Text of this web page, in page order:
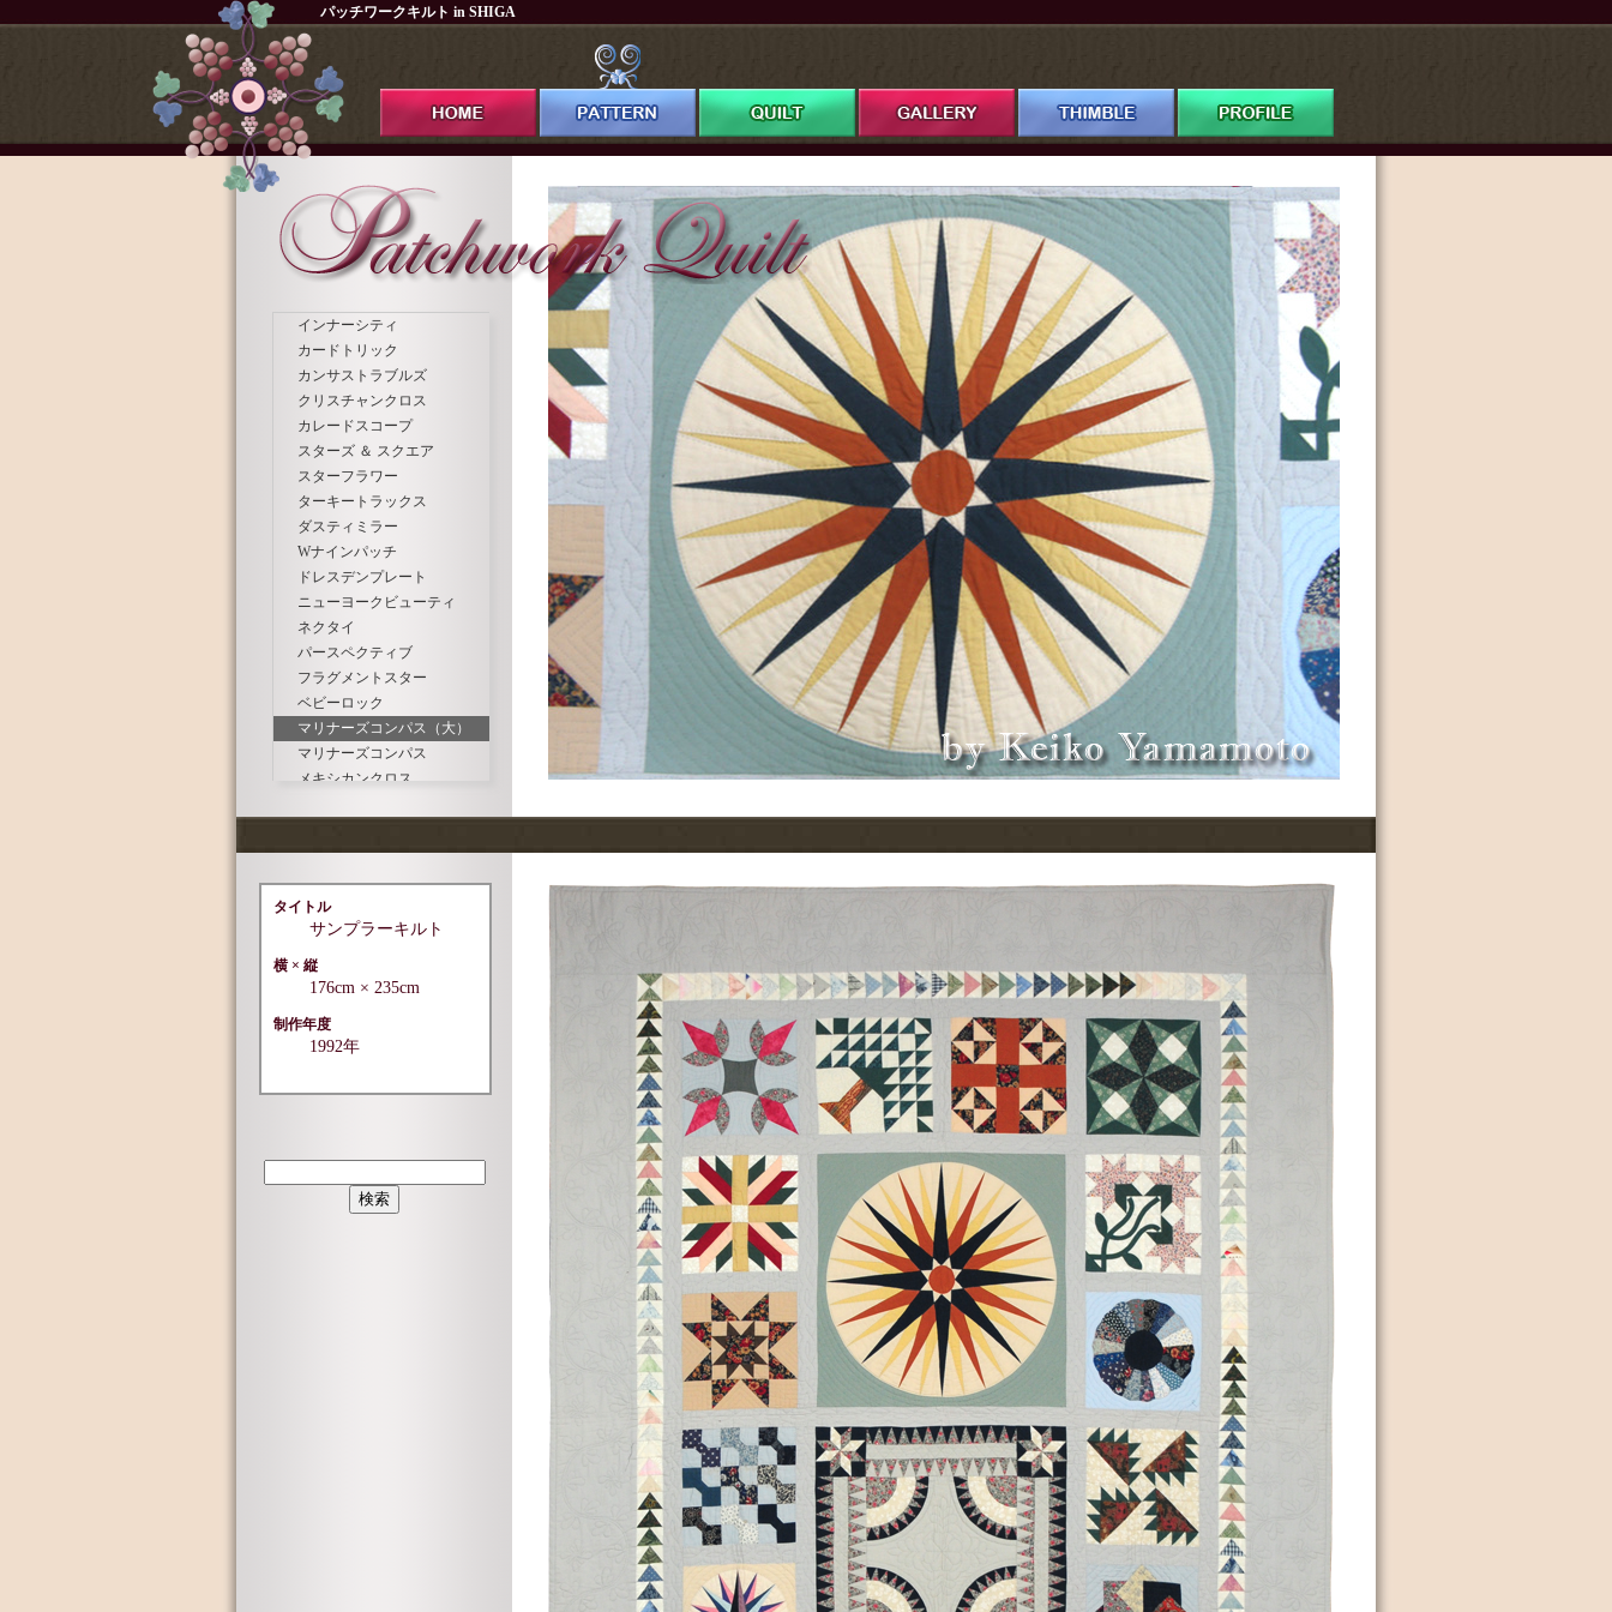
パッチワークキルト in SHIGA
インナーシティ
カードトリック
カンサストラブルズ
クリスチャンクロス
カレードスコープ
スターズ ＆ スクエア
スターフラワー
ターキートラックス
ダスティミラー
Wナインパッチ
ドレスデンプレート
ニューヨークビューティ
ネクタイ
パースペクティブ
フラグメントスター
ベビーロック
マリナーズコンパス（大）
マリナーズコンパス
メキシカンクロス
タイトル
サンプラーキルト
横 × 縦
176cm × 235cm
制作年度
1992年